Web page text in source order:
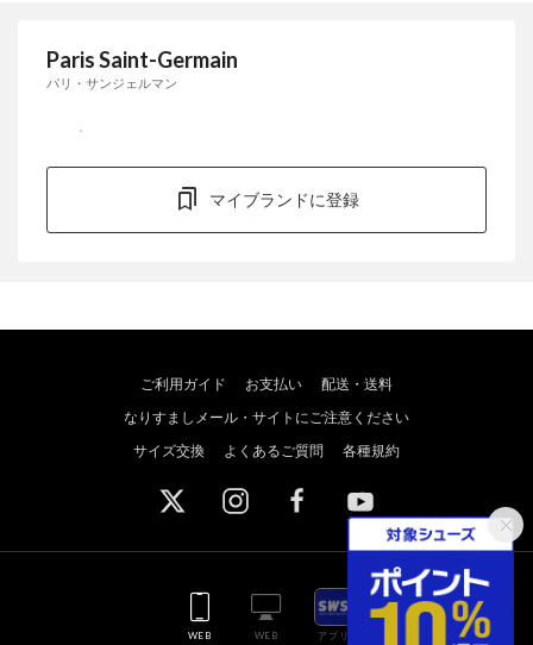
Paris Saint-Germain
パリ・サンジェルマン
マイブランドに登録
ご利用ガイド お支払い
配送・送料
なりすましメール・サイトにご注意ください
サイズ交換
よくあるご質問 各種規約
WEB WEB アプリ